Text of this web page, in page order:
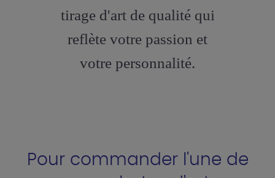
tirage d'art de qualité qui
reflète votre passion et
votre personnalité.
Pour commander l'une de